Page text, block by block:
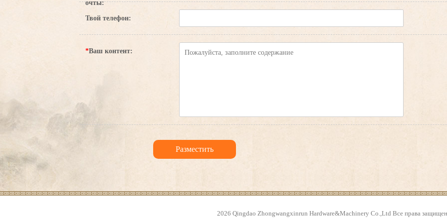
очты:
Твой телефон:
*Ваш контент:
2026 Qingdao Zhongwangxinrun Hardware&Machinery Co.,Ltd Все права